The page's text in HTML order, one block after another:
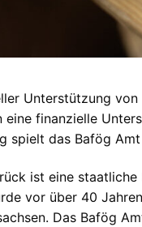
Unterstützung
eine finanzielle
spielt das Bafög
ist eine
vor über 40
Das Bafög